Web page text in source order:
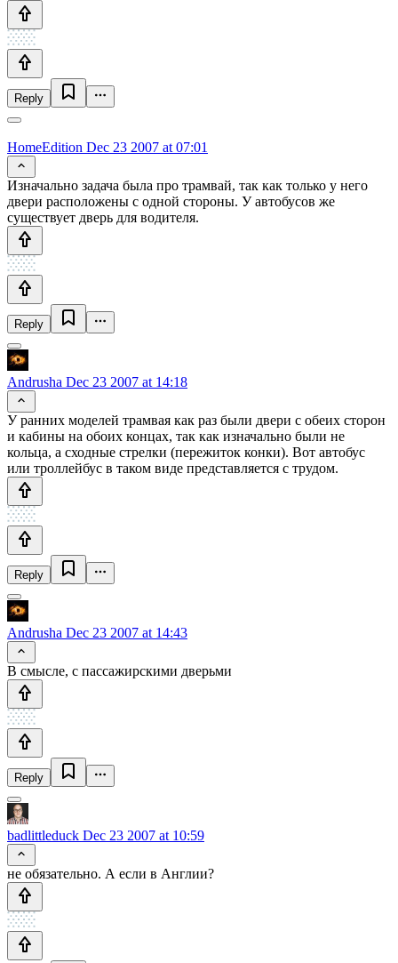
Reply
HomeEdition Dec 23 2007 at 07:01
Изначально задача была про трамвай, так как только у него
двери расположены с одной стороны. У автобусов же
существует дверь для водителя.
Reply
Andrusha Dec 23 2007 at 14:18
У ранних моделей трамвая как раз были двери с обеих сторон
и кабины на обоих концах, так как изначально были не
кольца, а сходные стрелки (пережиток конки). Вот автобус
или троллейбус в таком виде представляется с трудом.
Reply
Andrusha Dec 23 2007 at 14:43
В смысле, с пассажирскими дверьми
Reply
badlittleduck Dec 23 2007 at 10:59
не обязательно. А если в Англии?